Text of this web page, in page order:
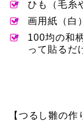
ひも（毛糸
画用紙（白）
100均の和
って貼るだ
【つるし雛の作